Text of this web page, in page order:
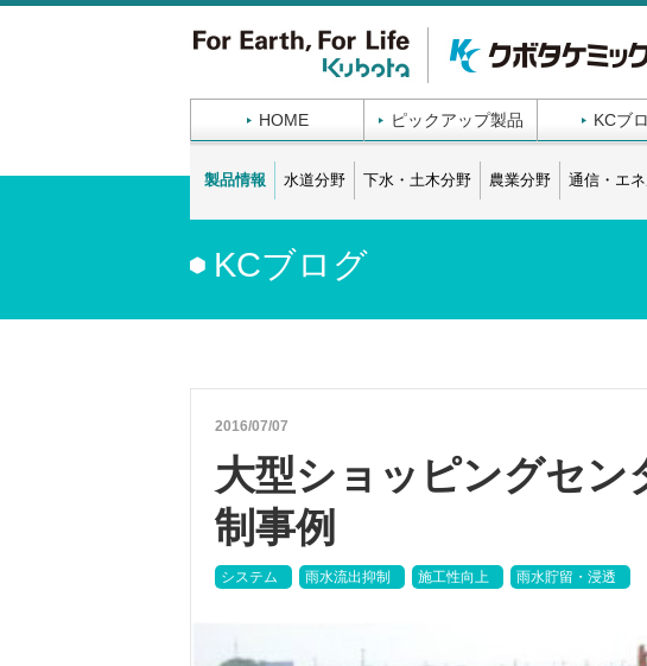
HOME ピックアップ製品 KCブ
製品情報 水道分野 下水・土木分野 農業分野 通信・エ
KCブログ
2016/07/07
大型ショッピングセン
制事例
システム 雨水流出抑制 施工性向上 雨水貯留・浸透